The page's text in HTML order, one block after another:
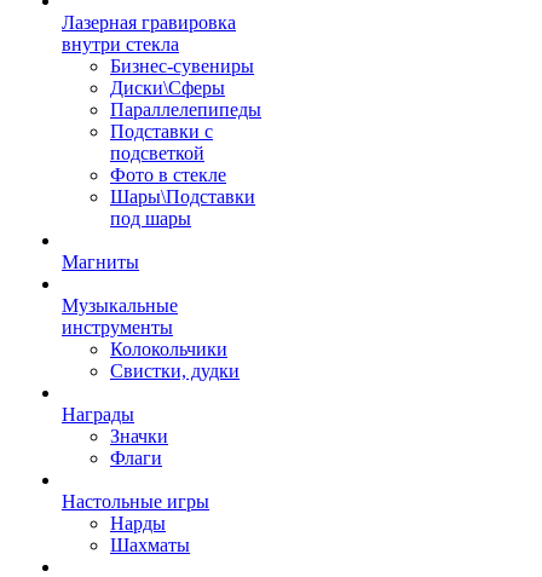
Лазерная гравировка
внутри стекла
Бизнес-сувениры
Диски\Сферы
Параллелепипеды
Подставки с
подсветкой
Фото в стекле
Шары\Подставки
под шары
Магниты
Музыкальные
инструменты
Колокольчики
Свистки, дудки
Награды
Значки
Флаги
Настольные игры
Нарды
Шахматы